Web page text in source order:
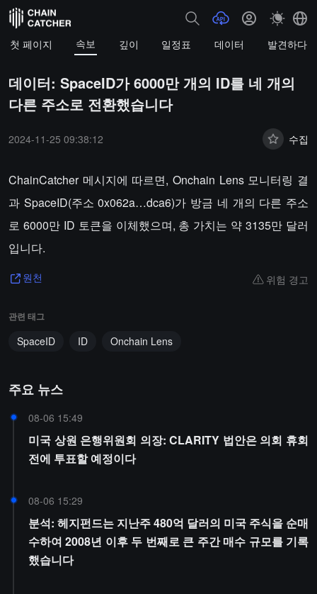
첫 페이지 속보 깊이 일정표 데이터 발견하다
데이터: SpaceID가 6000만 개의 ID를 네 개의
다른 주소로 전환했습니다
2024-11-25 09:38:12 수집
ChainCatcher 메시지에 따르면, Onchain Lens 모니터링 결
과 SpaceID(주소 0x062a…dca6)가 방금 네 개의 다른 주소
로 6000만 ID 토큰을 이체했으며, 총 가치는 약 3135만 달러
입니다.
원천 위험 경고
관련 태그
SpaceID ID Onchain Lens
주요 뉴스
08-06 15:49
미국 상원 은행위원회 의장: CLARITY 법안은 의회 휴회
전에 투표할 예정이다
08-06 15:29
분석: 헤지펀드는 지난주 480억 달러의 미국 주식을 순매
수하여 2008년 이후 두 번째로 큰 주간 매수 규모를 기록
했습니다